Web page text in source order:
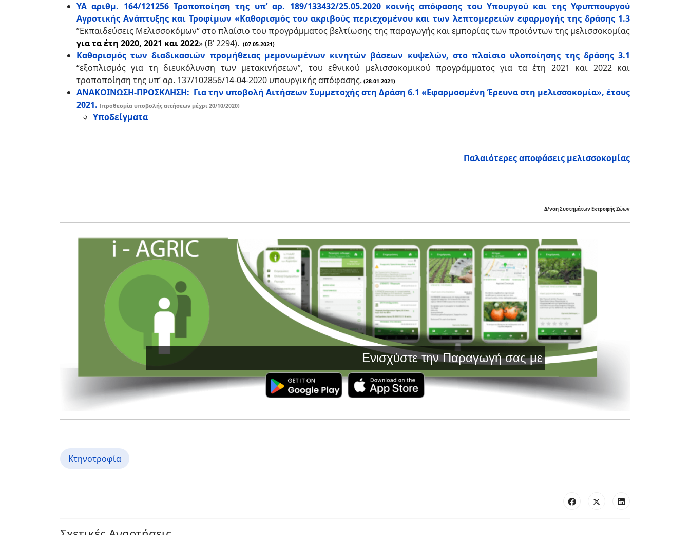
ΥΑ αριθμ. 164/121256 Τροποποίηση της υπ’ αρ. 189/133432/25.05.2020 κοινής απόφασης του Υπουργού και της Υφυππουργού
Αγροτικής Ανάπτυξης και Τροφίμων «Καθορισμός του ακριβούς περιεχομένου και των λεπτομερειών εφαρμογής της δράσης 1.3
”Εκπαιδεύσεις Μελισσοκόμων“ στο πλαίσιο του προγράμματος βελτίωσης της παραγωγής και εμπορίας των προϊόντων της μελισσοκομίας
για τα έτη 2020, 2021 και 2022» (Β’ 2294). (07.05.2021)
Καθορισμός των διαδικασιών προμήθειας μεμονωμένων κινητών βάσεων κυψελών, στο πλαίσιο υλοποίησης της δράσης 3.1
“εξοπλισμός για τη διευκόλυνση των μετακινήσεων”, του εθνικού μελισσοκομικού προγράμματος για τα έτη 2021 και 2022 και
τροποποίηση της υπ’ αρ. 137/102856/14-04-2020 υπουργικής απόφασης. (28.01.2021)
ΑΝΑΚΟΙΝΩΣΗ-ΠΡΟΣΚΛΗΣΗ: Για την υποβολή Αιτήσεων Συμμετοχής στη Δράση 6.1 «Εφαρμοσμένη Έρευνα στη μελισσοκομία», έτους
2021. (προθεσμία υποβολής αιτήσεων μέχρι 20/10/2020)
Υποδείγματα
Παλαιότερες αποφάσεις μελισσοκομίας
Δ/νση Συστημάτων Εκτροφής Ζώων
Ενισχύστε την Παραγωγή σας με Τεχνολογία Αιχμής και Έγκυρη
Κτηνοτροφία